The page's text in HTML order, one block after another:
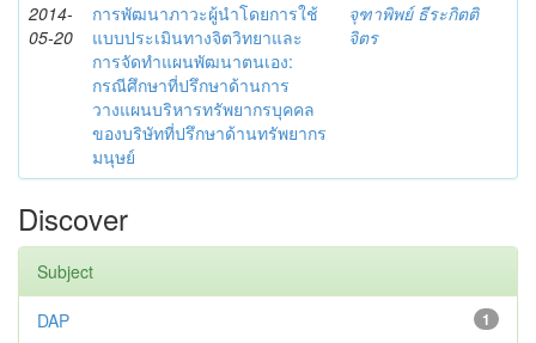
2014-
05-20
การพัฒนาภาวะผู้นำโดยการใช้
แบบประเมินทางจิตวิทยาและ
การจัดทำแผนพัฒนาตนเอง:
กรณีศึกษาที่ปรึกษาด้านการ
วางแผนบริหารทรัพยากรบุคคล
ของบริษัทที่ปรึกษาด้านทรัพยากร
มนุษย์
จุฑาพิพย์ ธีระกิตติ
จิตร
Discover
Subject
1
DAP